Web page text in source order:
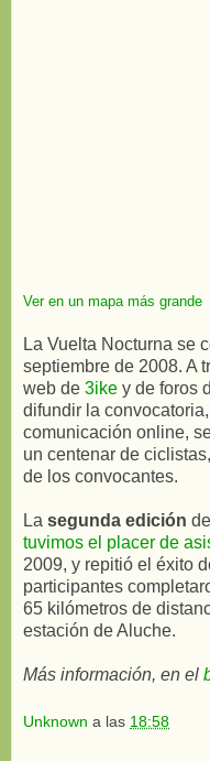
Ver en un mapa más grande
La Vuelta Nocturna se
septiembre de 2008. A
web de 3ike y de foros
difundir la
comunicación online,
un centenar de
de los convocantes.
La segunda edición
tuvimos el placer de
2009, y repitió el éxito
participantes
65 kilómetros de
estación de Aluche.
Más información, en el
Unknown a las 18:58